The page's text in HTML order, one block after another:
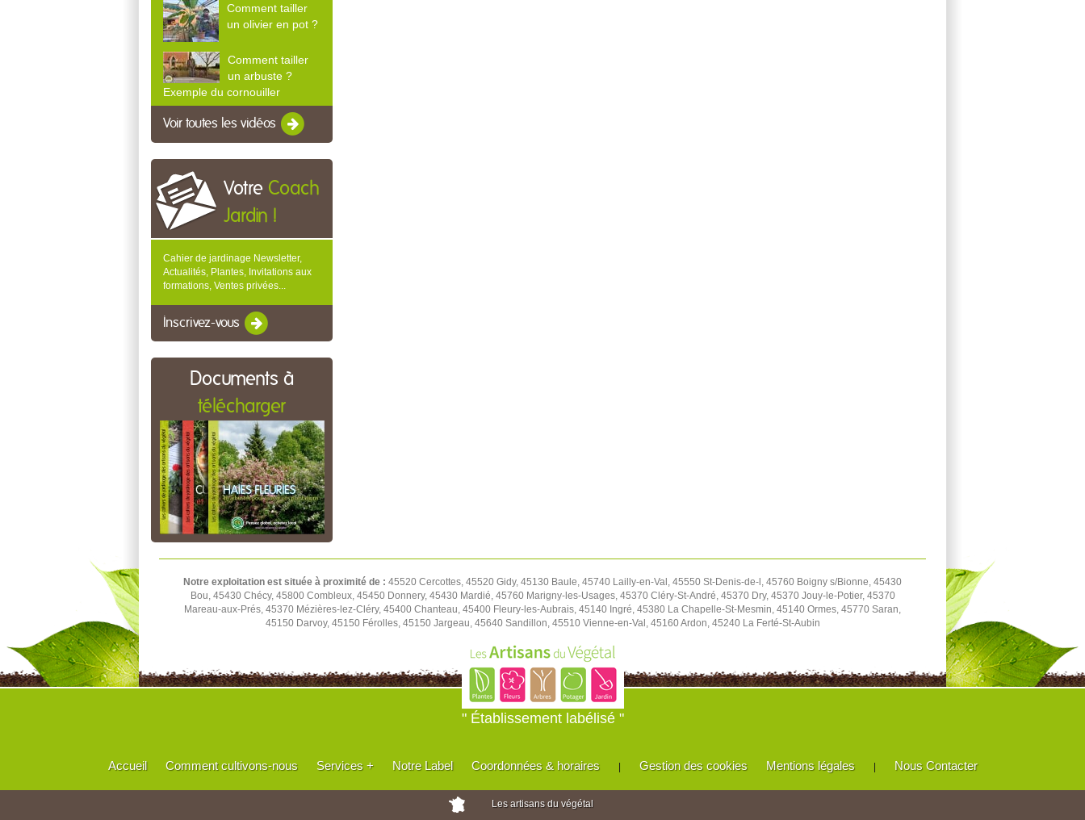
Comment tailler
un olivier en pot ?
Comment tailler
un arbuste ?
Exemple du cornouiller
Voir toutes les vidéos
Votre Coach
Jardin !
Cahier de jardinage Newsletter,
Actualités, Plantes, Invitations aux
formations, Ventes privées...
Inscrivez-vous
Documents à
télécharger
Notre exploitation est située à proximité de : 45520 Cercottes, 45520 Gidy, 45130 Baule, 45740 Lailly-en-Val, 45550 St-Denis-de-l, 45760 Boigny s/Bionne, 45430
Bou, 45430 Chécy, 45800 Combleux, 45450 Donnery, 45430 Mardié, 45760 Marigny-les-Usages, 45370 Cléry-St-André, 45370 Dry, 45370 Jouy-le-Potier, 45370
Mareau-aux-Prés, 45370 Mézières-lez-Cléry, 45400 Chanteau, 45400 Fleury-les-Aubrais, 45140 Ingré, 45380 La Chapelle-St-Mesmin, 45140 Ormes, 45770 Saran,
45150 Darvoy, 45150 Férolles, 45150 Jargeau, 45640 Sandillon, 45510 Vienne-en-Val, 45160 Ardon, 45240 La Ferté-St-Aubin
" Établissement labélisé "
Accueil Comment cultivons-nous Services + Notre Label Coordonnées & horaires Gestion des cookies Mentions légales Nous Contacter
Les artisans du végétal